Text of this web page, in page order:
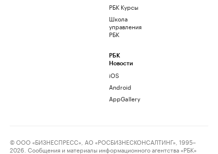
РБК Курсы
Школа
управления
РБК
РБК
Новости
iOS
Android
AppGallery
© ООО «БИЗНЕСПРЕСС», АО «РОСБИЗНЕСКОНСАЛТИНГ», 1995–
2026. Сообщения и материалы информационного агентства «РБК»